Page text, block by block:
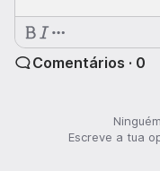
Comentários · 0
Escreve a tua